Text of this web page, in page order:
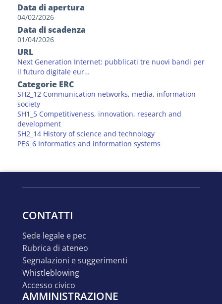
Data di apertura
04/02/2026
Data di scadenza
01/04/2026
URL
Next Generation Internet: pubblicati tre nuovi bandi per
il futuro digitale eur…
Categorie ERC
SH2_12 Communication networks, media, information
society
SH1_5 Competitiveness, innovation, research and
development
SH2_14 History of science and technology
PE6_6 Informatics and information systems
CONTATTI
sede legale e pec
rubrica di ateneo
segnalazioni e suggerimenti
whistleblowing
accesso civico
AMMINISTRAZIONE